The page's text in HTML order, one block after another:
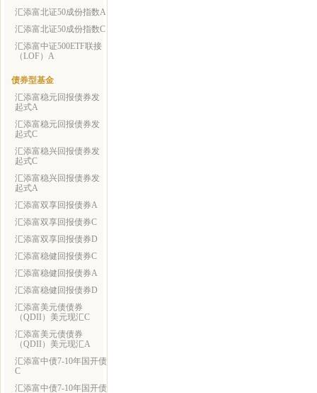
汇添富北证50成份指数A
汇添富北证50成份指数C
汇添富中证500ETF联接
（LOF）A
债券型基金
汇添富稳元回报债券发
起式A
汇添富稳元回报债券发
起式C
汇添富稳兴回报债券发
起式C
汇添富稳兴回报债券发
起式A
汇添富双享回报债券A
汇添富双享回报债券C
汇添富双享回报债券D
汇添富稳健回报债券C
汇添富稳健回报债券A
汇添富稳健回报债券D
汇添富美元债债券
（QDII）美元现汇C
汇添富美元债债券
（QDII）美元现汇A
汇添富中债7-10年国开债
C
汇添富中债7-10年国开债